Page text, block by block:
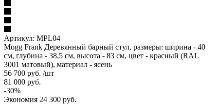
Артикул: MPL04
Mogg Frank Деревянный барный стул, размеры: ширина - 40
см, глубина - 38,5 см, высота - 83 см, цвет - красный (RAL
3001 матовый), материал - ясень
56 700 руб. /шт
81 000 руб.
-30%
Экономия 24 300 руб.